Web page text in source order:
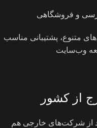
و فروشگاهی
متنوع، پشتیبانی مناسب
وب‌سایت
از کشور
از شرکت‌های خارجی هم